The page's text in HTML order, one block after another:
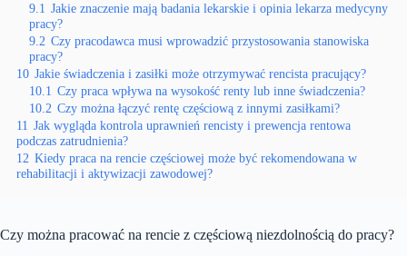
9.1 Jakie znaczenie mają badania lekarskie i opinia lekarza medycyny
pracy?
9.2 Czy pracodawca musi wprowadzić przystosowania stanowiska
pracy?
10 Jakie świadczenia i zasiłki może otrzymywać rencista pracujący?
10.1 Czy praca wpływa na wysokość renty lub inne świadczenia?
10.2 Czy można łączyć rentę częściową z innymi zasiłkami?
11 Jak wygląda kontrola uprawnień rencisty i prewencja rentowa
podczas zatrudnienia?
12 Kiedy praca na rencie częściowej może być rekomendowana w
rehabilitacji i aktywizacji zawodowej?
Czy można pracować na rencie z częściową niezdolnością do pracy?